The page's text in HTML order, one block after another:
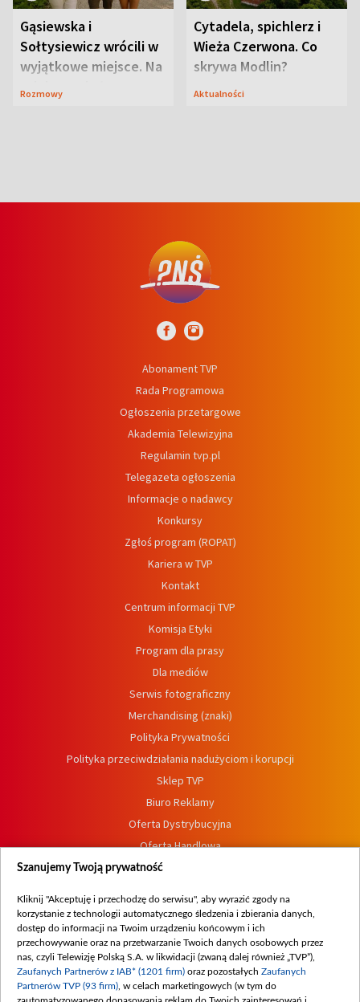
Gąsiewska i
Sołtysiewicz wrócili w
wyjątkowe miejsce. Na
szlaku czekał
Rozmowy
Cytadela, spichlerz i
Wieża Czerwona. Co
skrywa Modlin?
Aktualności
Abonament TVP
Rada Programowa
Ogłoszenia przetargowe
Akademia Telewizyjna
Regulamin tvp.pl
Telegazeta ogłoszenia
Informacje o nadawcy
Konkursy
Zgłoś program (ROPAT)
Kariera w TVP
Kontakt
Centrum informacji TVP
Komisja Etyki
Program dla prasy
Dla mediów
Serwis fotograficzny
Merchandising (znaki)
Polityka Prywatności
Polityka przeciwdziałania nadużyciom i korupcji
Sklep TVP
Biuro Reklamy
Oferta Dystrybucyjna
Oferta Handlowa
Dostępność
Procedura zgłoszeń wewnętrznych
Szanujemy Twoją prywatność
Kliknij "Akceptuję i przechodzę do serwisu", aby wyrazić zgody na
korzystanie z technologii automatycznego śledzenia i zbierania danych,
dostęp do informacji na Twoim urządzeniu końcowym i ich
przechowywanie oraz na przetwarzanie Twoich danych osobowych przez
nas, czyli Telewizję Polską S.A. w likwidacji (zwaną dalej również „TVP”),
Zaufanych Partnerów z IAB* (1201 firm) oraz pozostałych Zaufanych
Partnerów TVP (93 firm) , w celach marketingowych (w tym do